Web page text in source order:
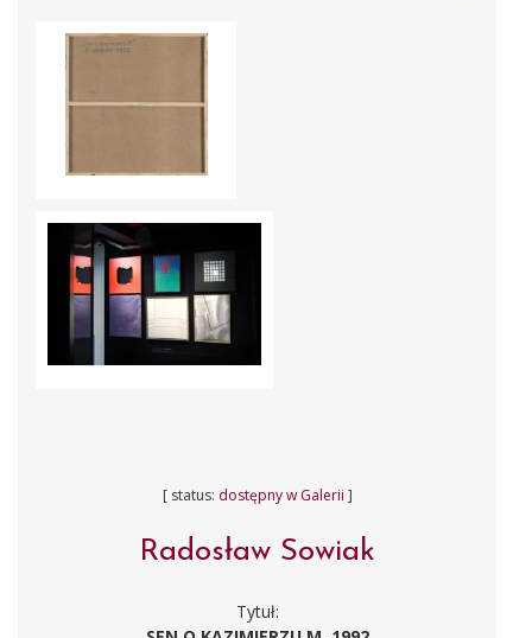
[ status: dostępny w Galerii ]
Radosław Sowiak
Tytuł: